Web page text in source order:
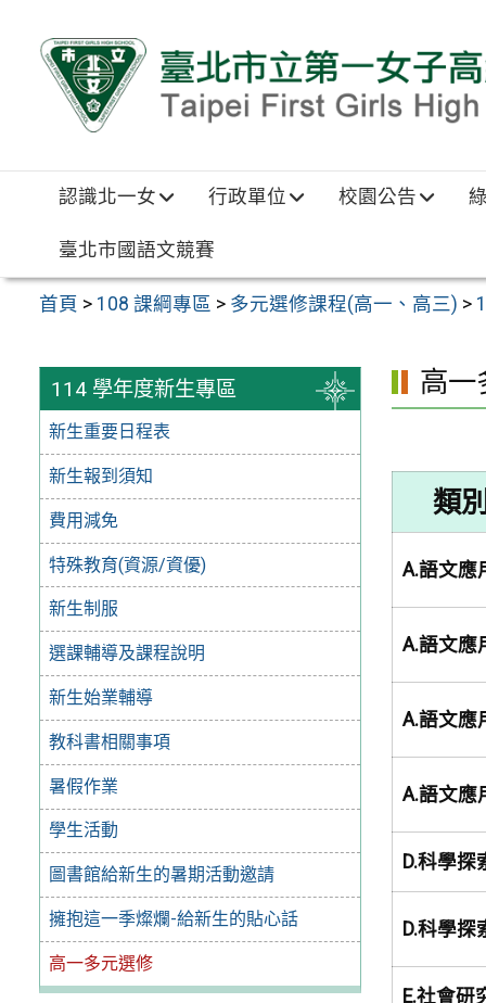
認識北一女 行政單位 校園公告
臺北市國語文競賽
首頁 > 108 課綱專區 > 多元選修課程(高一、高三) >
114 學年度新生專區
新生重要日程表
新生報到須知
費用減免
特殊教育(資源/資優)
新生制服
選課輔導及課程說明
新生始業輔導
教科書相關事項
暑假作業
學生活動
圖書館給新生的暑期活動邀請
擁抱這一季燦爛-給新生的貼心話
高一多元選修
高一
類
A.語文應
A.語文應
A.語文應
A.語文應
D.科學探
D.科學探
E.社會研